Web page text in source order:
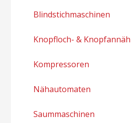
Blindstichmaschinen
Knopfloch- &
Kompressoren
Nähautomaten
Saummaschinen